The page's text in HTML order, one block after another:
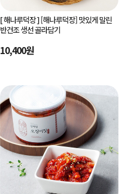
[ 해나루덕장 ][해나루덕장] 맛있게 말린
반건조 생선 골라담기
10,400원